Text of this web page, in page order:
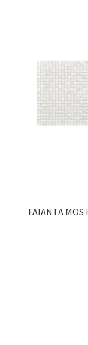
FAIANTA